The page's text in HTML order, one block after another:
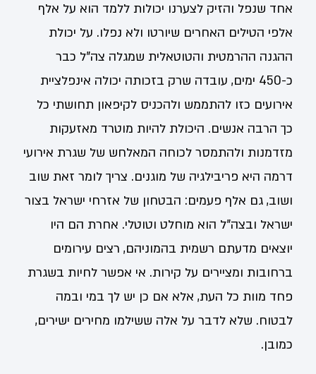
אחד שנפל והזיק לצערנו יכולות ללמד הוא על אלף
אלפי הטילים האחרים שיורטו ולא נפלו. על יכולת
ההגנה ההרמטית והטוטאלית שמגלה צה"ל כבר
כ-450 ימים, עובדה שרק בזכותה יכולה אינפלציית
אירועים כזו להתממש ולהכניס לקיפאון תחושתי כל
כך הרבה אנשים. היכולת להיות מוטרד מאזעקות
מזדמנות ולהתמסר לכוחה המאלחש של שגרת אירועי
דרמה היא פריבילגיה של מוגנים. צריך לומר זאת שוב
ושוב, גם אלף פעמים: הבטחון של אזרחי ישראל בצור
ישראל ובצה"ל הוא מוחלט וטוטלי. אחרת הם היו
יוצאים מדעתם רשמית בהמוניהם, רצים עירומים
ברחובות ומציירים על קירות. אי אפשר לחיות בשגרת
פחד מוות כל העת, אלא אם כן יש לך במי ובמה
לבטוח. שלא לדבר על אלה ששילמו מחירים ישירים,
כמובן.